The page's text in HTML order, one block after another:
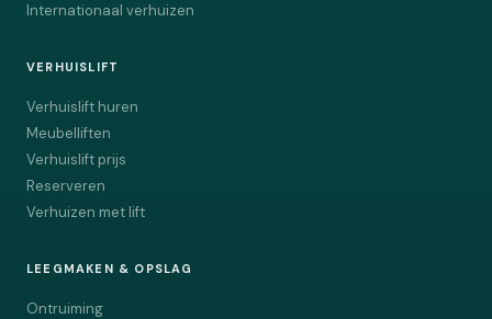
Internationaal verhuizen
VERHUISLIFT
Verhuislift huren
Meubelliften
Verhuislift prijs
Reserveren
Verhuizen met lift
LEEGMAKEN & OPSLAG
Ontruiming